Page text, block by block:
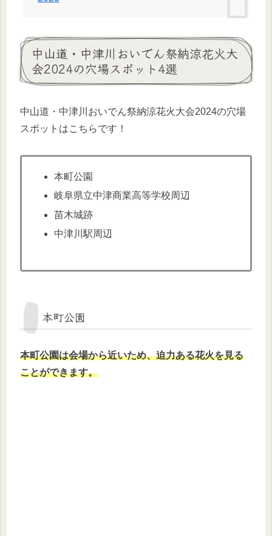
中山道・中津川おいでん祭納涼花火大
会2024の穴場スポット4選
中山道・中津川おいでん祭納涼花火大会2024の穴場
スポットはこちらです！
本町公園
岐阜県立中津商業高等学校周辺
苗木城跡
中津川駅周辺
本町公園
本町公園は会場から近いため、迫力ある花火を見る
ことができます。